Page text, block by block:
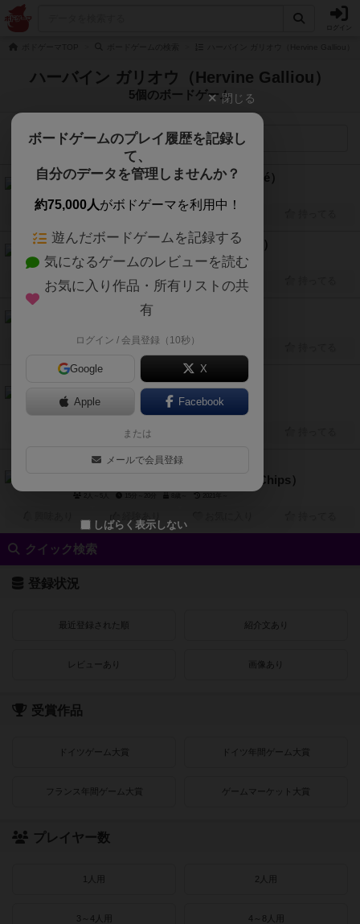
ハーバイン ガリオウ（Hervine Galliou）
5個のボードゲーム
検索メニュー
62 ソレイユ・デテ（62 Soleils d'été）
66 春の花（66 fleurs de printemps）
2人～4人 30分～60分 6歳～ 2024年～
興味あり 経験あり お気に入り
16 冬の灯り（16 lueurs d'hiver）
経験あり
61・紅葉（61 Feuilles d'automne）
20分前後
経験あり
ゲーム・オブ・チップス（Bag of Chips）
経験あり
クイック検索
登録状況
最近登録された順 紹介文あり
レビューあり 画像あり
受賞作品
ドイツゲーム大賞 ドイツ年間ゲーム大賞
フランス年間ゲーム大賞 ゲームマーケット大賞
プレイヤー数
1人用 2人用
3～4人用 4～8人用
閉じる
ボードゲームのプレイ履歴を記録し
て、
自分のデータを管理しませんか？
約75,000人がボドゲーマを利用中！
遊んだボードゲームを記録する
気になるゲームのレビューを読む
お気に入り作品・所有リストの共
有
ログイン / 会員登録（10秒）
Google X
Apple Facebook
または
メールで会員登録
しばらく表示しない